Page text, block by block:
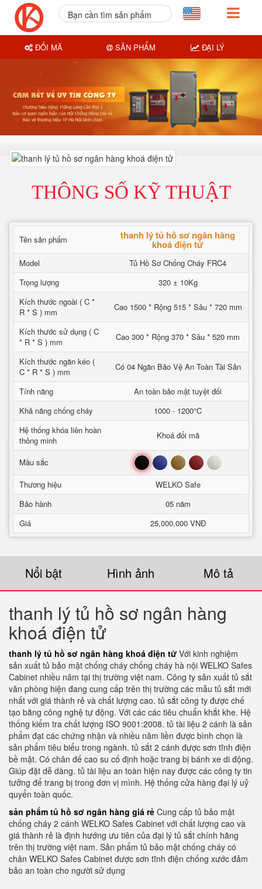
THÔNG SỐ KỸ THUẬT
Tên sản phẩm thanh lý tủ hồ sơ ngân hàng
khoá điện tử
Model
Tủ Hồ Sơ Chống Cháy FRC4
Trọng lượng
320 ± 10Kg
Kích thước ngoài ( C *
R * S ) mm
Cao 1500 * Rộng 515 * Sâu * 720 mm
Kích thước sử dụng ( C
* R * S ) mm
Cao 300 * Rộng 370 * Sâu * 520 mm
Kích thước ngăn kéo (
C * R * S ) mm
Có 04 Ngăn Bảo Vệ An Toàn Tài Sản
Tính năng
An toàn bảo mật tuyệt đối
Khả năng chống cháy
1000 - 1200°C
Hệ thống khóa liên hoàn
thông minh
Khoá đổi mã
Mầu sắc Đen Xanh Nâu Đỏ Trắng
Thương hiệu
WELKO Safe
Bảo hành
05 năm
Giá
25,000,000 VNĐ
Nổi bật Hình ảnh Mô tả
thanh lý tủ hồ sơ ngân hàng
khoá điện tử
thanh lý tủ hồ sơ ngân hàng khoá điện tử Với kinh nghiệm
sản xuất tủ bảo mật chống cháy chống cháy hà nội WELKO Safes
Cabinet nhiều năm tại thị trường việt nam. Công ty sản xuất tủ sắt
văn phòng hiện đang cung cấp trên thị trường các mẫu tủ sắt mới
nhất với giá thành rẻ và chất lượng cao. tủ sắt công ty được chế
tạo bằng công nghệ tự động. Với các các tiêu chuẩn khắt khe. Hệ
thống kiểm tra chất lượng ISO 9001:2008. tủ tài liệu 2 cánh là sản
phẩm đạt các chứng nhận và nhiều năm liền được bình chọn là
sản phẩm tiêu biểu trong ngành. tủ sắt 2 cánh được sơn tĩnh điện
bề mặt. Có chân đế cao su cố định hoặc trang bị bánh xe di động.
Giúp đặt dễ dàng. tủ tài liệu an toàn hiện nay được các công ty tin
tưởng để trang bị trong đơn vị mình. Hệ thống cửa hàng đại lý uỷ
quyển toàn quốc.
sản phẩm tủ hồ sơ ngân hàng giá rẻ Cung cấp tủ bảo mật
chống cháy 2 cánh WELKO Safes Cabinet với chất lượng cao và
giá thành rẻ là định hướng ưu tiên của đại lý tủ sắt chính hãng
trên thị trường việt nam. Sản phẩm tủ bảo mật chống cháy có
chân WELKO Safes Cabinet được sơn tĩnh điện chống xước đảm
bảo an toàn cho người sử dụng
Bạn cần tìm sản phẩm
ĐỔI MÃ SẢN PHẨM ĐẠI LÝ